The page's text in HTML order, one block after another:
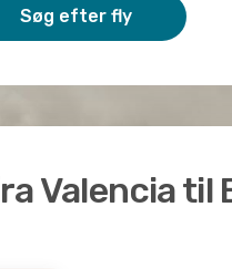
Søg efter fly
Valencia til